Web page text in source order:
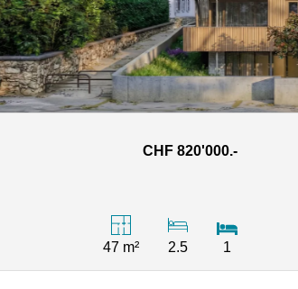
CHF 820'000.-
47 m²
2.5 1